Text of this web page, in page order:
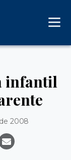
infantil
2008